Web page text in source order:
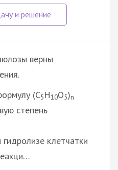
верны
(C5H10O5)n
степень
клетчатки